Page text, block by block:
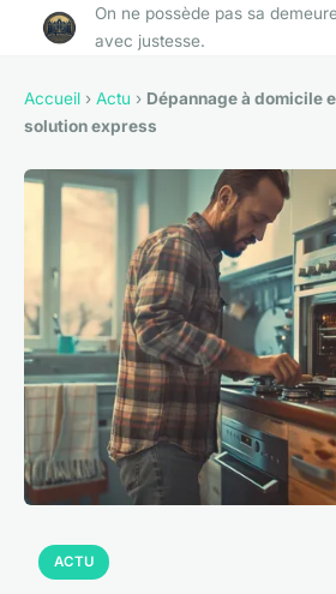
On ne possède pas sa
avec justesse.
Accueil › Actu › Dépannage à domicile
solution express
ACTU